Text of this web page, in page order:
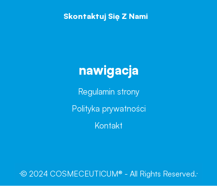
Skontaktuj Się Z Nami
nawigacja
Regulamin strony
Polityka prywatności
Kontakt
© 2024 COSMECEUTICUM® - All Rights Reserved.